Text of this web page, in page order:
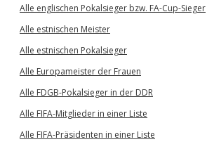
Alle englischen Pokalsieger bzw. FA-Cup-Sieger
Alle estnischen Meister
Alle estnischen Pokalsieger
Alle Europameister der Frauen
Alle FDGB-Pokalsieger in der DDR
Alle FIFA-Mitglieder in einer Liste
Alle FIFA-Präsidenten in einer Liste